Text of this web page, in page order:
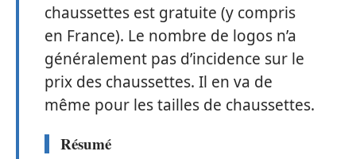
chaussettes est gratuite (y compris
en France). Le nombre de logos n’a
généralement pas d’incidence sur le
prix des chaussettes. Il en va de
même pour les tailles de chaussettes.
Résumé